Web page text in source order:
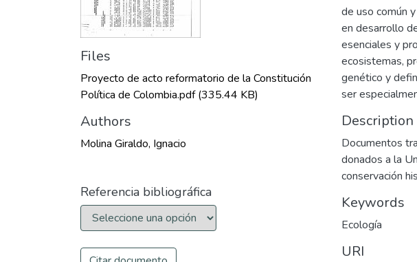
Files
Proyecto de acto reformatorio de la Constitución
Política de Colombia.pdf(335.44 KB)
Authors
Molina Giraldo, Ignacio
Referencia bibliográfica
de uso común
en desarrollo
esenciales y
ecosistemas,
genético y
ser
Description
Documentos
donados a la
conservación
Keywords
Ecología
URI